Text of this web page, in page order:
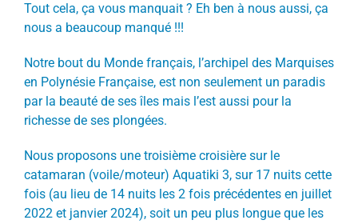
Tout cela, ça vous manquait ? Eh ben à nous aussi, ça
nous a beaucoup manqué !!!
Notre bout du Monde français, l’archipel des Marquises
en Polynésie Française, est non seulement un paradis
par la beauté de ses îles mais l’est aussi pour la
richesse de ses plongées.
Nous proposons une troisième croisière sur le
catamaran (voile/moteur) Aquatiki 3, sur 17 nuits cette
fois (au lieu de 14 nuits les 2 fois précédentes en juillet
2022 et janvier 2024), soit un peu plus longue que les